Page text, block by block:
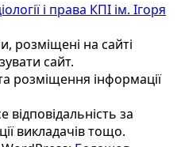
і права КПІ ім. Ігоря
розміщені на сайті
сайт.
розміщення інформації
відповідальність за
викладачів тощо.